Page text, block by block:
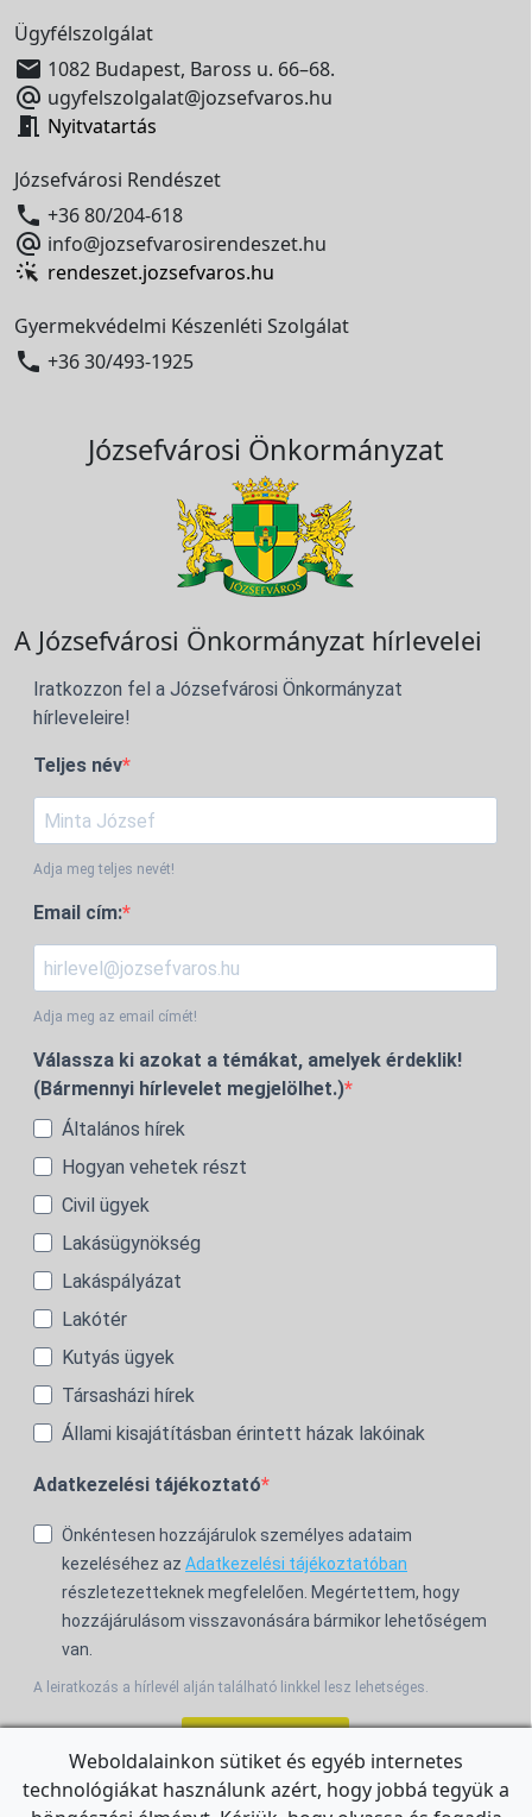
Ügyfélszolgálat
 1082 Budapest, Baross u. 66–68.
 ugyfelszolgalat@jozsefvaros.hu
 Nyitvatartás
Józsefvárosi Rendészet
 +36 80/204-618
 info@jozsefvarosirendeszet.hu
rendeszet.jozsefvaros.hu
Gyermekvédelmi Készenléti Szolgálat
 +36 30/493-1925
Józsefvárosi Önkormányzat
A Józsefvárosi Önkormányzat hírlevelei
Iratkozzon fel a Józsefvárosi Önkormányzat
hírleveleire!
Teljes név
Adja meg teljes nevét!
Email cím:
Adja meg az email címét!
Válassza ki azokat a témákat, amelyek érdeklik!
(Bármennyi hírlevelet megjelölhet.)
Általános hírek
Hogyan vehetek részt
Civil ügyek
Lakásügynökség
Lakáspályázat
Lakótér
Kutyás ügyek
Társasházi hírek
Állami kisajátításban érintett házak lakóinak
Adatkezelési tájékoztató
Önkéntesen hozzájárulok személyes adataim
kezeléséhez az Adatkezelési tájékoztatóban
részletezetteknek megfelelően. Megértettem, hogy
hozzájárulásom visszavonására bármikor lehetőségem
van.
A leiratkozás a hírlevél alján található linkkel lesz lehetséges.
For the English Newsletter, clickHERE.
Weboldalainkon sütiket és egyéb internetes
technológiákat használunk azért, hogy jobbá tegyük a